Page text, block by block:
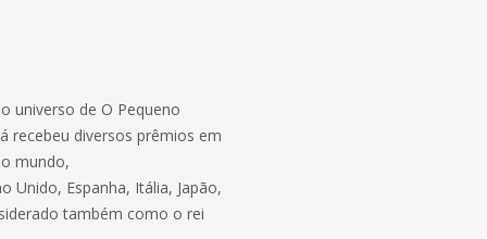
universo de O Pequeno
recebeu diversos prêmios em
mundo,
Unido, Espanha, Itália, Japão,
também como o rei